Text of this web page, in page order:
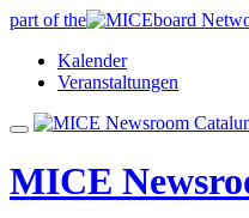
part of the
Kalender
Veranstaltungen
MICE